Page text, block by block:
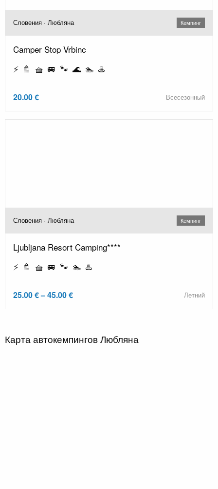
Словения · Любляна Кемпинг
Camper Stop Vrbinc
⚡ 🚿 🧺 🚐 🐾 🌊 🏊 ♨️
20.00 € Всесезонный
Словения · Любляна Кемпинг
Ljubljana Resort Camping****
⚡ 🚿 🧺 🚐 🐾 🏊 ♨️
25.00 € – 45.00 € Летний
Карта автокемпингов Любляна